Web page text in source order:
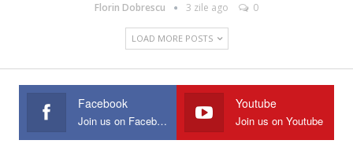
Florin Dobrescu 3 zile ago 0
LOAD MORE POSTS
Facebook
Join us on Facebook
Youtube
Join us on Youtube